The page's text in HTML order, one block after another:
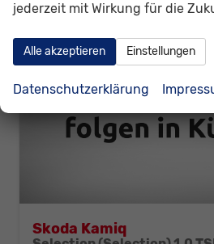
Skoda Kamiq
jederzeit mit Wirkung für die
Alle akzeptieren Einstellungen
Datenschutzerklärung